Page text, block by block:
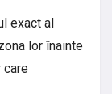
exact al
lor înainte
care